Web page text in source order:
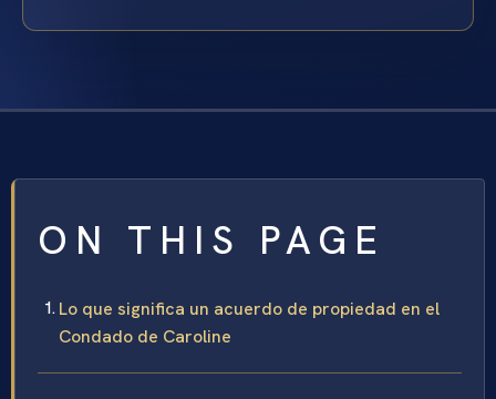
ON THIS PAGE
Lo que significa un acuerdo de propiedad en el
Condado de Caroline